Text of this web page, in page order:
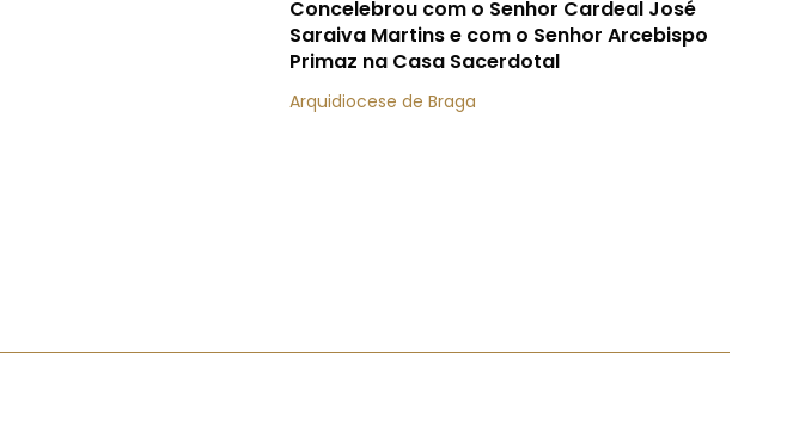
Concelebrou com o Senhor Cardeal José
Saraiva Martins e com o Senhor Arcebispo
Primaz na Casa Sacerdotal
Arquidiocese de Braga